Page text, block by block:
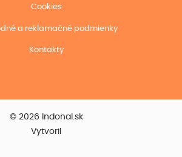
Cookies
a reklamačné podmienky
Kontakty
© 2026 Indonal.sk
Vytvoril